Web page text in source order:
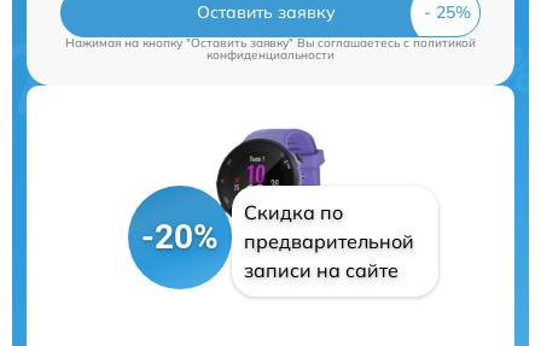
Оставить заявку
Нажимая на кнопку "Оставить заявку" Вы соглашаетесь cполитикой
конфиденциальности
-20%
Скидка по
предварительной
записи на сайте